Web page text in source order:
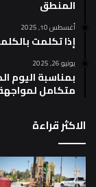
المنطق
أغسطس 10, 2025
إذا تكلمت
يونيو 26, 2025
بمناسبة اليوم
متكامل
الاكثر قراءة